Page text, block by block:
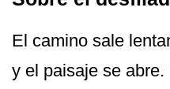
El camino sale
y el paisaje se